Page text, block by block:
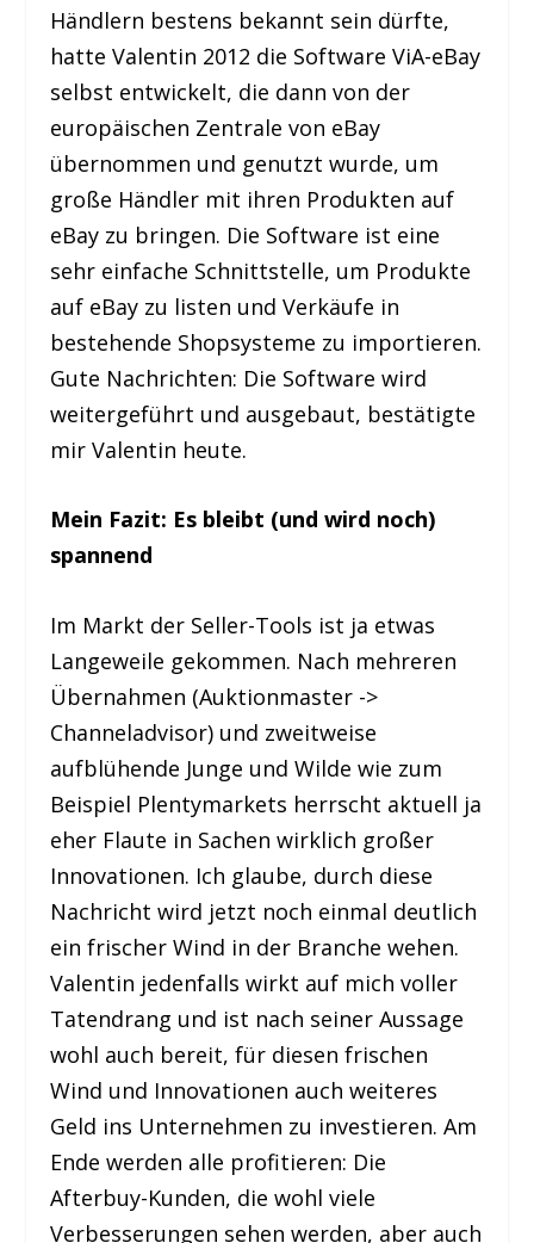
Händlern bestens bekannt sein dürfte,
hatte Valentin 2012 die Software ViA-eBay
selbst entwickelt, die dann von der
europäischen Zentrale von eBay
übernommen und genutzt wurde, um
große Händler mit ihren Produkten auf
eBay zu bringen. Die Software ist eine
sehr einfache Schnittstelle, um Produkte
auf eBay zu listen und Verkäufe in
bestehende Shopsysteme zu importieren.
Gute Nachrichten: Die Software wird
weitergeführt und ausgebaut, bestätigte
mir Valentin heute.
Mein Fazit: Es bleibt (und wird noch)
spannend
Im Markt der Seller-Tools ist ja etwas
Langeweile gekommen. Nach mehreren
Übernahmen (Auktionmaster ->
Channeladvisor) und zweitweise
aufblühende Junge und Wilde wie zum
Beispiel Plentymarkets herrscht aktuell ja
eher Flaute in Sachen wirklich großer
Innovationen. Ich glaube, durch diese
Nachricht wird jetzt noch einmal deutlich
ein frischer Wind in der Branche wehen.
Valentin jedenfalls wirkt auf mich voller
Tatendrang und ist nach seiner Aussage
wohl auch bereit, für diesen frischen
Wind und Innovationen auch weiteres
Geld ins Unternehmen zu investieren. Am
Ende werden alle profitieren: Die
Afterbuy-Kunden, die wohl viele
Verbesserungen sehen werden, aber auch